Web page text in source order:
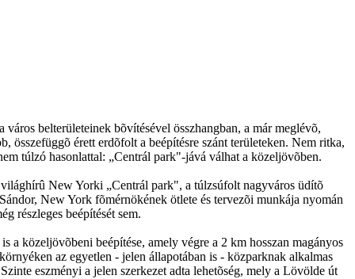
belterületeinek bõvítésével összhangban, a már meglévõ,
összefüggõ érett erdõfolt a beépítésre szánt területeken. Nem ritka,
túlzó hasonlattal: „Centrál park"-jává válhat a közeljövõben.
New Yorki „Centrál park", a túlzsúfolt nagyváros üdítõ
New York fõmérnökének ötlete és tervezõi munkája nyomán
részleges beépítését sem.
a közeljövõbeni beépítése, amely végre a 2 km hosszan magányos
az egyetlen - jelen állapotában is - közparknak alkalmas
eszményi a jelen szerkezet adta lehetõség, mely a Lövölde út